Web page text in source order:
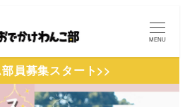
MENU
員募集スタート>>